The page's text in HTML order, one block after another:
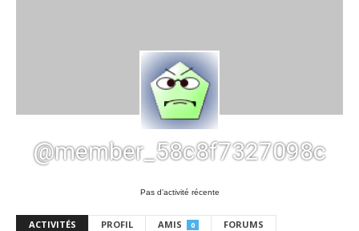
@member_58c8f7327098c
Pas d’activité récente
ACTIVITÉS PROFIL AMIS 0 FORUMS